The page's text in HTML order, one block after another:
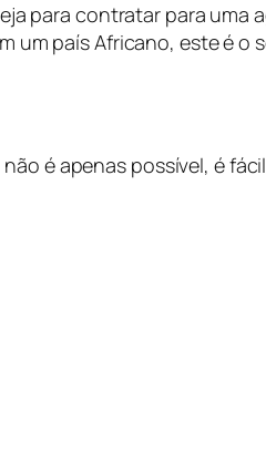
para contratar para
país Africano, este é o
é apenas possível, é